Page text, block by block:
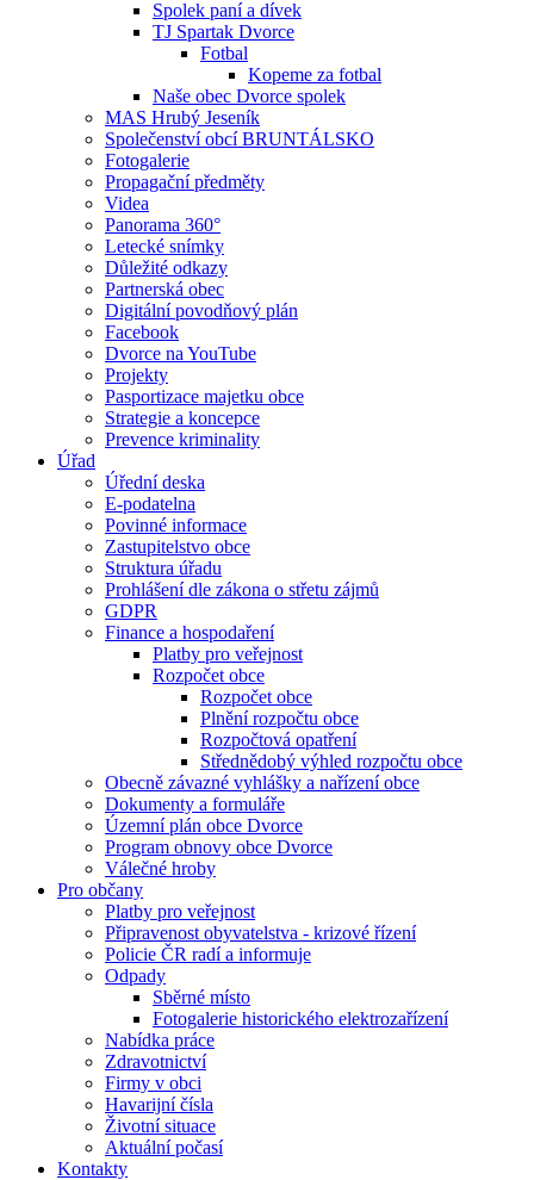
Spolek paní a dívek
TJ Spartak Dvorce
Fotbal
Kopeme za fotbal
Naše obec Dvorce spolek
MAS Hrubý Jeseník
Společenství obcí BRUNTÁLSKO
Fotogalerie
Propagační předměty
Videa
Panorama 360°
Letecké snímky
Důležité odkazy
Partnerská obec
Digitální povodňový plán
Facebook
Dvorce na YouTube
Projekty
Pasportizace majetku obce
Strategie a koncepce
Prevence kriminality
Úřad
Úřední deska
E-podatelna
Povinné informace
Zastupitelstvo obce
Struktura úřadu
Prohlášení dle zákona o střetu zájmů
GDPR
Finance a hospodaření
Platby pro veřejnost
Rozpočet obce
Rozpočet obce
Plnění rozpočtu obce
Rozpočtová opatření
Střednědobý výhled rozpočtu obce
Obecně závazné vyhlášky a nařízení obce
Dokumenty a formuláře
Územní plán obce Dvorce
Program obnovy obce Dvorce
Válečné hroby
Pro občany
Platby pro veřejnost
Připravenost obyvatelstva - krizové řízení
Policie ČR radí a informuje
Odpady
Sběrné místo
Fotogalerie historického elektrozařízení
Nabídka práce
Zdravotnictví
Firmy v obci
Havarijní čísla
Životní situace
Aktuální počasí
Kontakty